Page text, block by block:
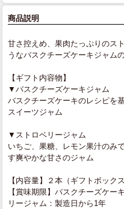
商品説明
甘さ控えめ、果肉たっぷりのス
うなバスクチーズケーキジャム
【ギフト内容物】
▼バスクチーズケーキジャム
バスクチーズケーキのレシピを
スイーツジャム
▼ストロベリージャム
いちご、果糖、レモン果汁のみ
す爽やかな甘さのジャム
【内容量】２本（ギフトボックス
【賞味期限】バスクチーズケー
リージャム：製造日から1年